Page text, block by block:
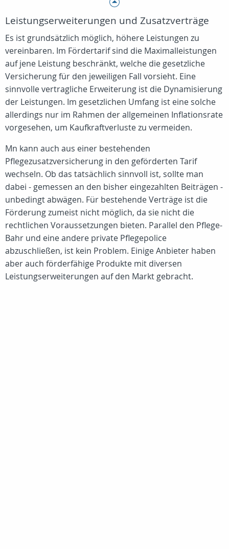
Leistungserweiterungen und Zusatzverträge
Es ist grundsätzlich möglich, höhere Leistungen zu
vereinbaren. Im Fördertarif sind die Maximalleistungen
auf jene Leistung beschränkt, welche die gesetzliche
Versicherung für den jeweiligen Fall vorsieht. Eine
sinnvolle vertragliche Erweiterung ist die Dynamisierung
der Leistungen. Im gesetzlichen Umfang ist eine solche
allerdings nur im Rahmen der allgemeinen Inflationsrate
vorgesehen, um Kaufkraftverluste zu vermeiden.
Mn kann auch aus einer bestehenden
Pflegezusatzversicherung in den geförderten Tarif
wechseln. Ob das tatsächlich sinnvoll ist, sollte man
dabei - gemessen an den bisher eingezahlten Beiträgen -
unbedingt abwägen. Für bestehende Verträge ist die
Förderung zumeist nicht möglich, da sie nicht die
rechtlichen Voraussetzungen bieten. Parallel den Pflege-
Bahr und eine andere private Pflegepolice
abzuschließen, ist kein Problem. Einige Anbieter haben
aber auch förderfähige Produkte mit diversen
Leistungserweiterungen auf den Markt gebracht.